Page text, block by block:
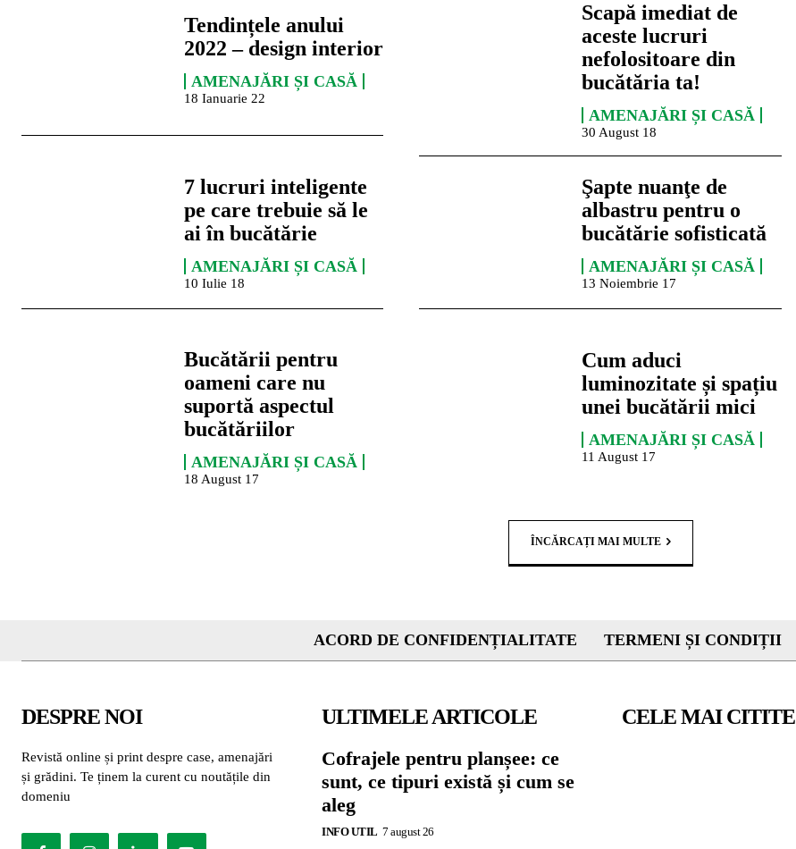
Tendințele anului
2022 – design interior
AMENAJĂRI ȘI CASĂ
18 Ianuarie 22
Scapă imediat de
aceste lucruri
nefolositoare din
bucătăria ta!
AMENAJĂRI ȘI CASĂ
30 August 18
7 lucruri inteligente
pe care trebuie să le
ai în bucătărie
AMENAJĂRI ȘI CASĂ
10 Iulie 18
Şapte nuanţe de
albastru pentru o
bucătărie sofisticată
AMENAJĂRI ȘI CASĂ
13 Noiembrie 17
Bucătării pentru
oameni care nu
suportă aspectul
bucătăriilor
AMENAJĂRI ȘI CASĂ
18 August 17
Cum aduci
luminozitate și spațiu
unei bucătării mici
AMENAJĂRI ȘI CASĂ
11 August 17
ÎNCĂRCAȚI MAI MULTE
ACORD DE CONFIDENȚIALITATE TERMENI ȘI CONDIȚII
DESPRE NOI
Revistă online și print despre case, amenajări
și grădini. Te ținem la curent cu noutățile din
domeniu
ULTIMELE ARTICOLE
Cofrajele pentru planșee: ce
sunt, ce tipuri există și cum se
aleg
INFO UTIL 7 august 26
CELE MAI CITITE